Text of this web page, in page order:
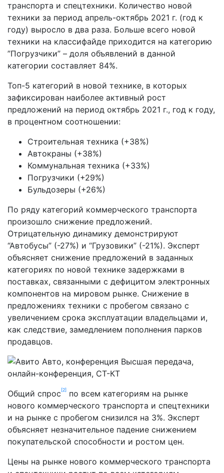
транспорта и спецтехники. Количество новой
техники за период апрель-октябрь 2021 г. (год к
году) выросло в два раза. Больше всего новой
техники на классифайде приходится на категорию
”Погрузчики” – доля объявлений в данной
категории составляет 84%.
Топ-5 категорий в новой технике, в которых
зафиксирован наиболее активный рост
предложений на период октябрь 2021 г., год к году,
в процентном соотношении:
Строительная техника (+38%)
Автокраны (+38%)
Коммунальная техника (+33%)
Погрузчики (+29%)
Бульдозеры (+26%)
По ряду категорий коммерческого транспорта
произошло снижение предложений.
Отрицательную динамику демонстрируют
“Автобусы” (-27%) и “Грузовики” (-21%). Эксперт
объясняет снижение предложений в заданных
категориях по новой технике задержками в
поставках, связанными с дефицитом электронных
компонентов на мировом рынке. Снижение в
предложениях техники с пробегом связано с
увеличением срока эксплуатации владельцами и,
как следствие, замедлением пополнения парков
продавцов.
Общий спрос[2] по всем категориям на рынке
нового коммерческого транспорта и спецтехники
и на рынке с пробегом снизился на 3%. Эксперт
объясняет незначительное падение снижением
покупательской способности и ростом цен.
Цены на рынке нового коммерческого транспорта